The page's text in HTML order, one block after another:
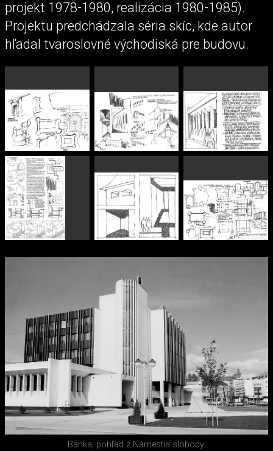
projekt 1978-1980, realizácia 1980-1985).
Projektu predchádzala séria skíc, kde autor
hľadal tvaroslovné východiská pre budovu.
Banka, pohľad z Námestia slobody.